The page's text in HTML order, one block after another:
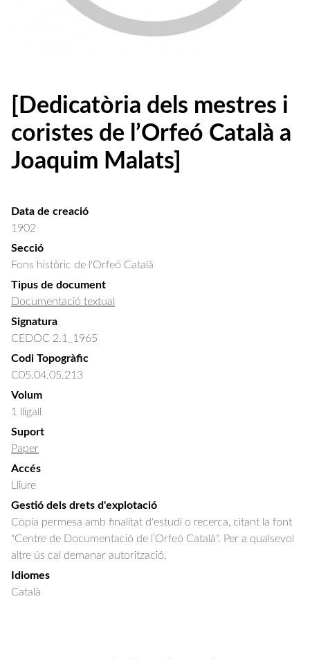
[Dedicatòria dels mestres i
coristes de l’Orfeó Català a
Joaquim Malats]
Data de creació
1902
Secció
Fons històric de l'Orfeó Català
Tipus de document
Documentació textual
Signatura
CEDOC 2.1_1965
Codi Topogràfic
C05.04.05.213
Volum
1 lligall
Suport
Paper
Accés
Lliure
Gestió dels drets d'explotació
Còpia permesa amb finalitat d'estudi o recerca, citant la font
"Centre de Documentació de l’Orfeó Català". Per a qualsevol
altre ús cal demanar autorització.
Idiomes
Català